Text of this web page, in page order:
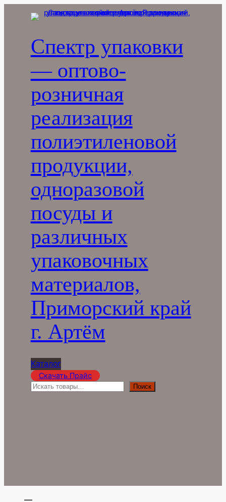
Перейти
Спектр упаковки
— оптово-
розничная
реализация
полиэтиленовой
продукции,
одноразовой
посуды и
различных
упаковочных
материалов,
Приморский край
г. Артём
Каталог
Скачать Прайс
П
Поиск